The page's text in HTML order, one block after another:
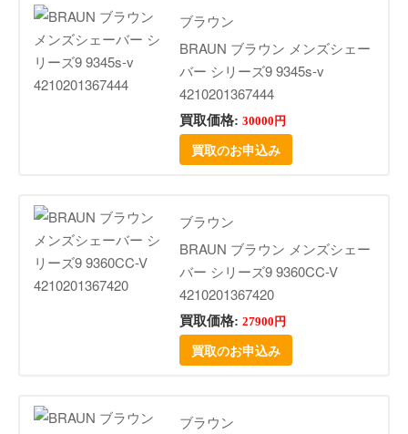
ブラウン
BRAUN ブラウン メンズシェー
バー シリーズ9 9345s-v
4210201367444
買取価格: 30000円
買取のお申込み
ブラウン
BRAUN ブラウン メンズシェー
バー シリーズ9 9360CC-V
4210201367420
買取価格: 27900円
買取のお申込み
ブラウン